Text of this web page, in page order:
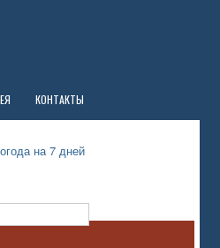
КОНТАКТЫ
на 7 дней